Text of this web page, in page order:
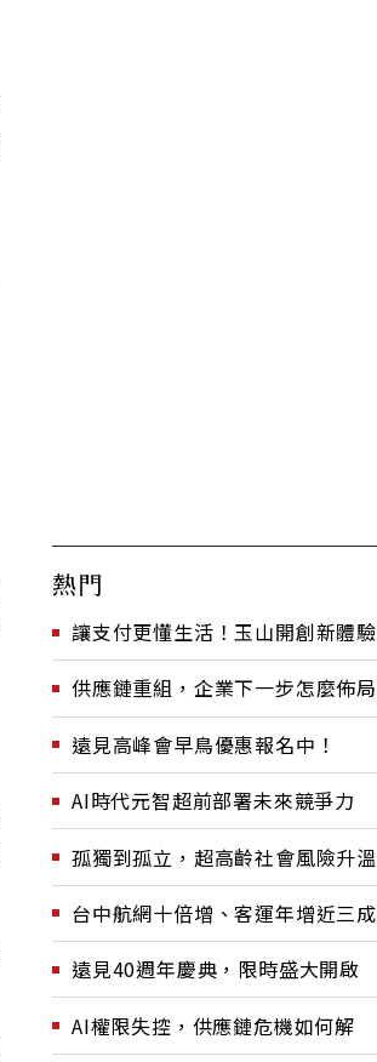
熱門
讓支付更懂生活！玉山開創新體驗
供應鏈重組，企業下一步怎麼佈局
遠見高峰會早鳥優惠報名中！
AI時代元智超前部署未來競爭力
孤獨到孤立，超高齡社會風險升溫
台中航網十倍增、客運年增近三成
遠見40週年慶典，限時盛大開啟
AI權限失控，供應鏈危機如何解